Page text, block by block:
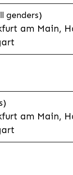
genders)
am Main,
am Main,